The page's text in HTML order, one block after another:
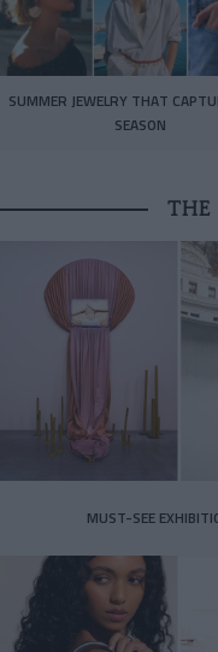
SUMMER JEWELRY THAT
SEASON
THE
MUST-SEE